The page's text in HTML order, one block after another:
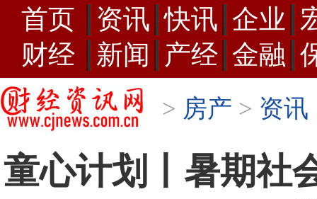
首页 资讯 快讯 企业
财经
新闻 产经 金融
> 房产 > 资讯
童心计划丨暑期社